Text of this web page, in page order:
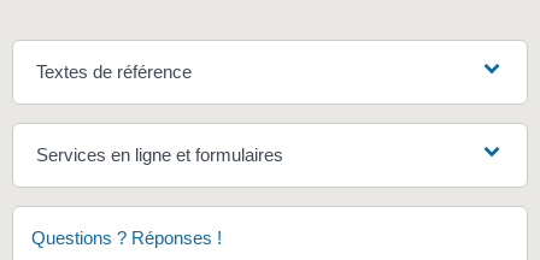
Textes de référence
Services en ligne et formulaires
Questions ? Réponses !